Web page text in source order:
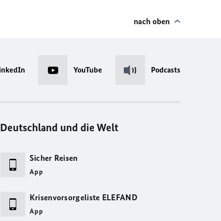
nach oben
YouTube Podcasts
Deutschland und die Welt
Sicher Reisen
App
Krisenvorsorgeliste ELEFAND
App